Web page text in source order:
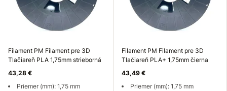
Filament PM Filament pre 3D
Tlačiareň PLA 1,75mm strieborná
43,28 €
Priemer (mm): 1,75 mm
Filament PM Filament pre 3D
Tlačiareň PLA+ 1,75mm čierna
43,49 €
Priemer (mm): 1,75 mm